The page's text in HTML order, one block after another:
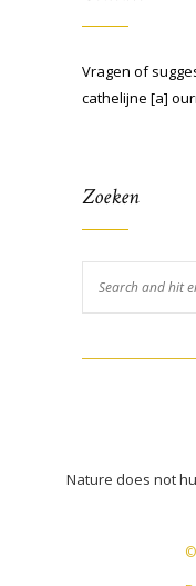
Vragen of
cathelijne [a]
Zoeken
Nature does not